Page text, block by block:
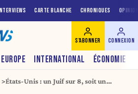
INTERVIEWS CARTE BLANCHE CHRONIQUES
EUROPE INTERNATIONAL ÉCONOMIE
S'ABONNER CONNEXION
États-Unis : un Juif sur 8, soit un